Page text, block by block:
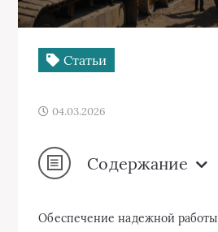
Статьи
04.03.2026
Содержание
Обеспечение надежной работы